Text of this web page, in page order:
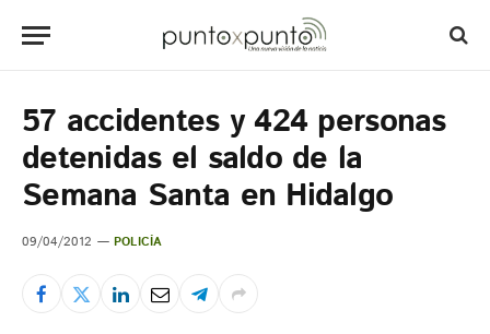
57 accidentes y 424 personas
detenidas el saldo de la
Semana Santa en Hidalgo
09/04/2012 POLICÍA